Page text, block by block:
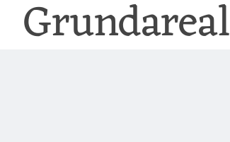
Grundareal